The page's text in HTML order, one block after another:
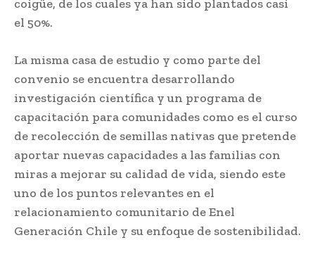
coigüe, de los cuales ya han sido plantados casi
el 50%.
La misma casa de estudio y como parte del
convenio se encuentra desarrollando
investigación científica y un programa de
capacitación para comunidades como es el curso
de recolección de semillas nativas que pretende
aportar nuevas capacidades a las familias con
miras a mejorar su calidad de vida, siendo este
uno de los puntos relevantes en el
relacionamiento comunitario de Enel
Generación Chile y su enfoque de sostenibilidad.